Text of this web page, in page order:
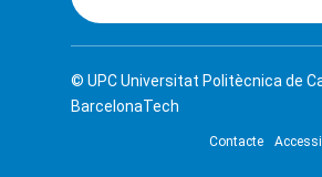
© UPCUniversitat Politècnica de
BarcelonaTech
Contacte